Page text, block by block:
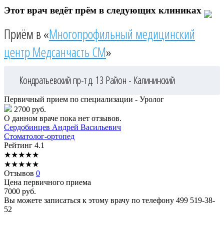
Этот врач ведёт прём в следующих клиниках
Приём в «Многопрофильный медицинский
центр Медсанчасть СМ»
Кондратьевский пр-т д. 13 Район - Калининский
Первичный прием по специализации - Уролог
2700 руб.
О данном враче пока нет отзывов.
Сердобинцев Андрей Васильевич
Стоматолог-ортопед
Рейтинг 4.1
★★★★★
★★★★★
Отзывов 0
Цена первичного приема
7000 руб.
Вы можете записаться к этому врачу по телефону 499 519-38-
52